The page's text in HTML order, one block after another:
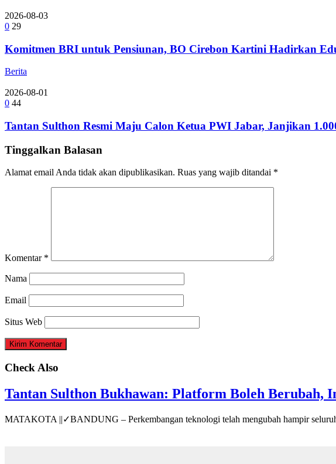
2026-08-03
0 29
Komitmen BRI untuk Pensiunan, BO Cirebon Kartini Hadirkan
Berita
2026-08-01
0 44
Tantan Sulthon Resmi Maju Calon Ketua PWI Jabar, Janjikan
Tinggalkan Balasan
Alamat email Anda tidak akan dipublikasikan. Ruas yang wajib ditandai *
Komentar *
Nama
Email
Situs Web
Check Also
Tantan Sulthon Bukhawan: Platform Boleh Berubah,
MATAKOTA ||✓BANDUNG – Perkembangan teknologi telah mengubah hampir